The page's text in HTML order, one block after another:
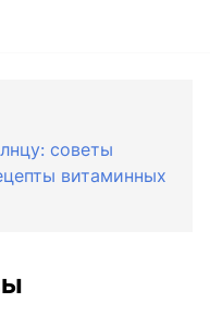
советы
витаминных